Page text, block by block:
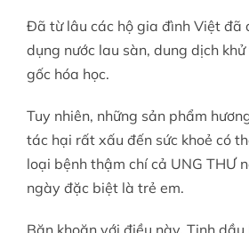
Đã từ lâu các hộ gia đình Việt đã
dụng nước lau sàn, dung dịch
gốc hóa học.
Tuy nhiên, những sản phẩm
tác hại rất xấu đến sức khoẻ có
loại bệnh thậm chí cả UNG THƯ
ngày đặc biệt là trẻ em.
Băn khoăn với điều này, Tinh